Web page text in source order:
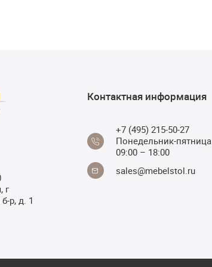
г
р, д. 1
Контактная информация
+7 (495) 215-50-27
Понедельник-пятница
09:00 – 18:00
sales@mebelstol.ru